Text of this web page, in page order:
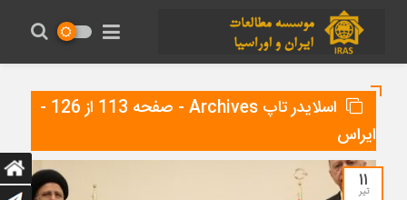
اسلایدر تاپ Archives - صفحه 113 از 126 -
ایراس
۱۱
تیر